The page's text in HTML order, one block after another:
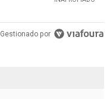
Gestionado por